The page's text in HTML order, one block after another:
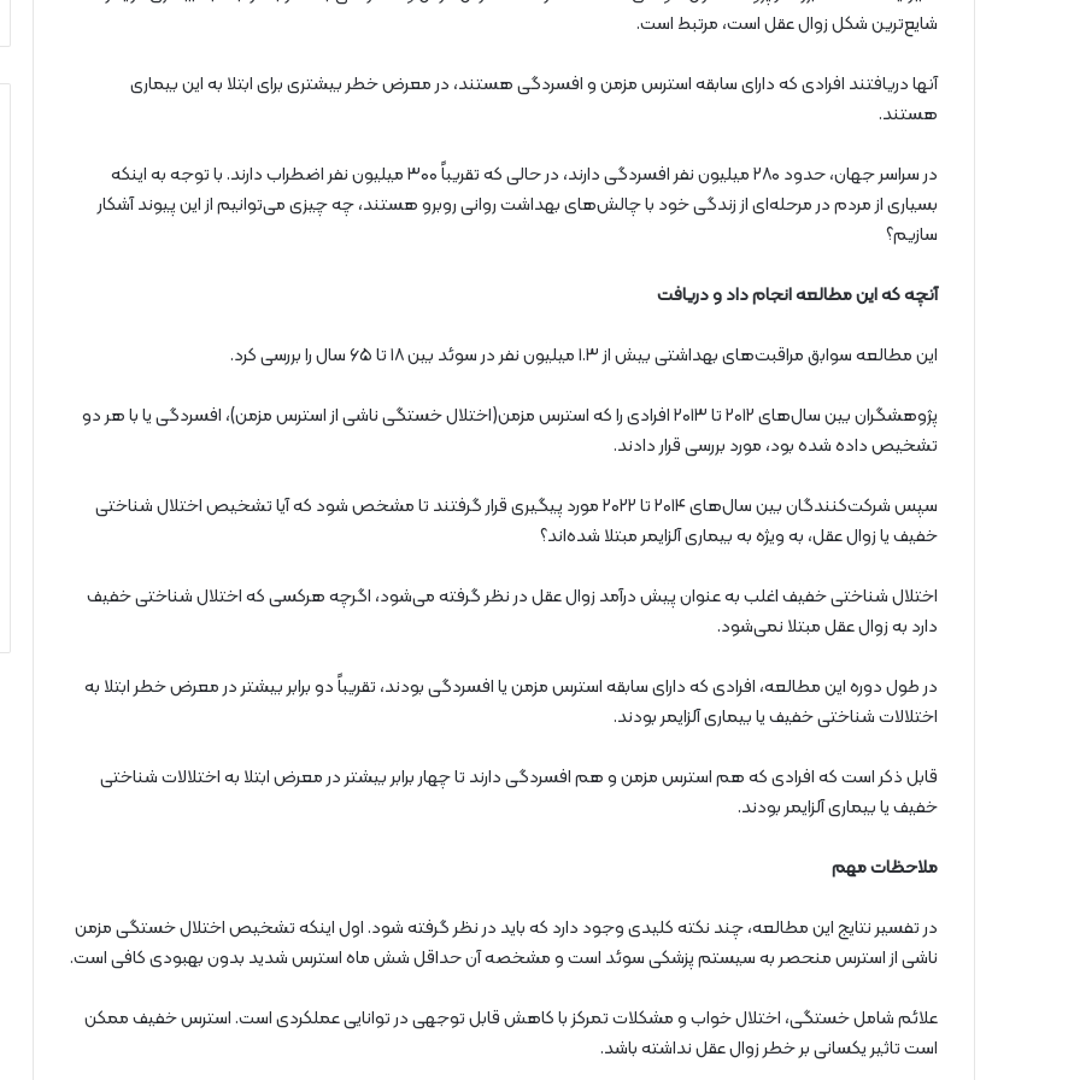
شایع‌ترین شکل زوال عقل است، مرتبط است.
آنها دریافتند افرادی که دارای سابقه استرس مزمن و افسردگی هستند، در معرض خطر بیشتری برای ابتلا به این بیماری
هستند.
در سراسر جهان، حدود ۲۸۰ میلیون نفر افسردگی دارند، در حالی که تقریباً ۳۰۰ میلیون نفر اضطراب دارند. با توجه به اینکه
بسیاری از مردم در مرحله‌ای از زندگی خود با چالش‌های بهداشت روانی روبرو هستند، چه چیزی می‌توانیم از این پیوند آشکار
سازیم؟
آنچه که این مطالعه انجام داد و دریافت
این مطالعه سوابق مراقبت‌های بهداشتی بیش از ۱.۳ میلیون نفر در سوئد بین ۱۸ تا ۶۵ سال را بررسی کرد.
پژوهشگران بین سال‌های ۲۰۱۲ تا ۲۰۱۳ افرادی را که استرس مزمن(اختلال خستگی ناشی از استرس مزمن)، افسردگی یا با هر دو
تشخیص داده شده بود، مورد بررسی قرار دادند.
سپس شرکت‌کنندگان بین سال‌های ۲۰۱۴ تا ۲۰۲۲ مورد پیگیری قرار گرفتند تا مشخص شود که آیا تشخیص اختلال شناختی
خفیف یا زوال عقل، به ‌ویژه به بیماری آلزایمر مبتلا شده‌اند؟
اختلال شناختی خفیف اغلب به عنوان پیش درآمد زوال عقل در نظر گرفته می‌شود، اگرچه هرکسی که اختلال شناختی خفیف
دارد به زوال عقل مبتلا نمی‌شود.
در طول دوره این مطالعه، افرادی که دارای سابقه استرس مزمن یا افسردگی بودند، تقریباً دو برابر بیشتر در معرض خطر ابتلا به
اختلالات شناختی خفیف یا بیماری آلزایمر بودند.
قابل ذکر است که افرادی که هم استرس مزمن و هم افسردگی دارند تا چهار برابر بیشتر در معرض ابتلا به اختلالات شناختی
خفیف یا بیماری آلزایمر بودند.
ملاحظات مهم
در تفسیر نتایج این مطالعه، چند نکته کلیدی وجود دارد که باید در نظر گرفته شود. اول اینکه تشخیص اختلال خستگی مزمن
ناشی از استرس منحصر به سیستم پزشکی سوئد است و مشخصه آن حداقل شش ماه استرس شدید بدون بهبودی کافی است.
علائم شامل خستگی، اختلال خواب و مشکلات تمرکز با کاهش قابل توجهی در توانایی عملکردی است. استرس خفیف ممکن
است تاثیر یکسانی بر خطر زوال عقل نداشته باشد.